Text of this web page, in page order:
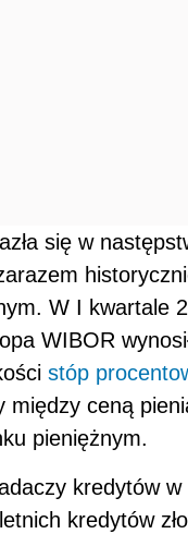
się w
W I kwartale
WIBOR
stóp
między ceną
pieniężnym.
kredytów w
kredytów